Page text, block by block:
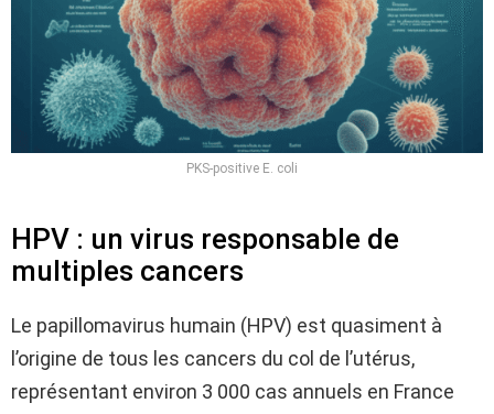
PKS-positive E. coli
HPV : un virus responsable de
multiples cancers
Le papillomavirus humain (HPV) est quasiment à
l’origine de tous les cancers du col de l’utérus,
représentant environ 3 000 cas annuels en France